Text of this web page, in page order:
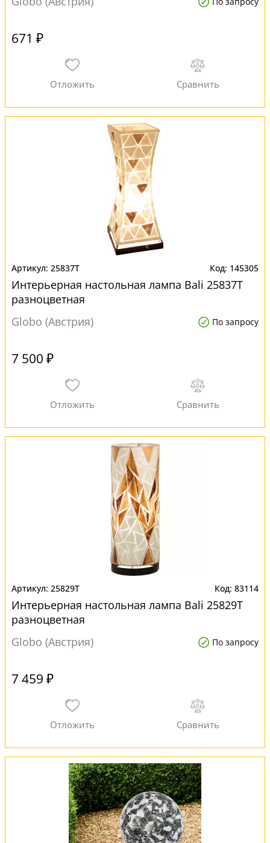
671 ₽
25837T 145305
Интерьерная настольная лампа Bali 25837T
разноцветная
Globo (Австрия)
По запросу
7 500 ₽
25829T 83114
Интерьерная настольная лампа Bali 25829T
разноцветная
Globo (Австрия)
По запросу
7 459 ₽